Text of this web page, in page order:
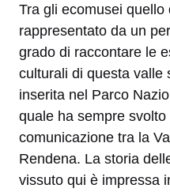
Tra gli ecomusei quello
rappresentato da un
grado di raccontare le
culturali di questa valle
inserita nel Parco
quale ha sempre
comunicazione tra la
Rendena. La storia
vissuto qui è impressa